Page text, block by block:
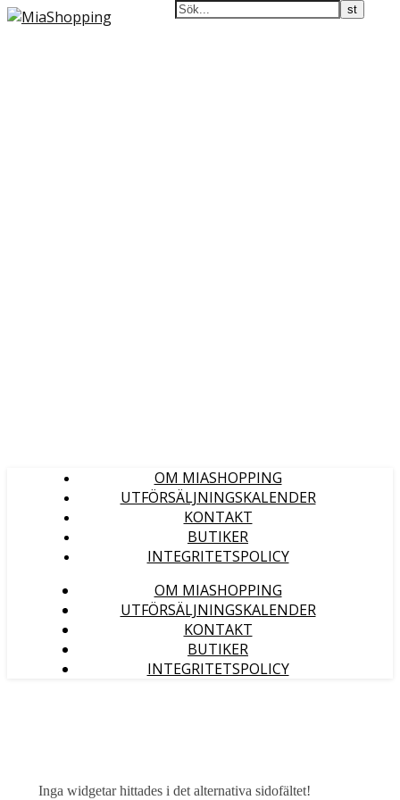
OM MIASHOPPING
UTFÖRSÄLJNINGSKALENDER
KONTAKT
BUTIKER
INTEGRITETSPOLICY
OM MIASHOPPING
UTFÖRSÄLJNINGSKALENDER
KONTAKT
BUTIKER
INTEGRITETSPOLICY
Inga widgetar hittades i det alternativa sidofältet!